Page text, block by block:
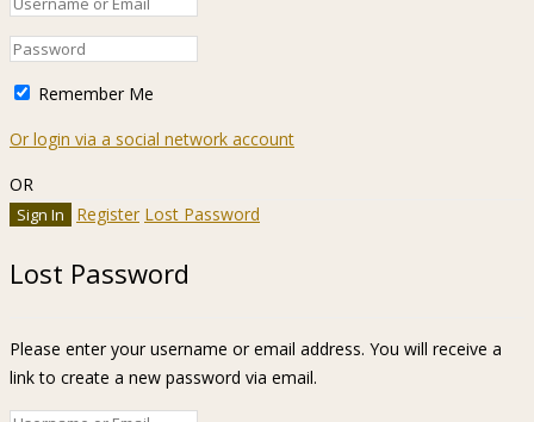
Remember Me
Or login via a social network account
OR
Register Lost Password
Lost Password
Please enter your username or email address. You will receive a
link to create a new password via email.